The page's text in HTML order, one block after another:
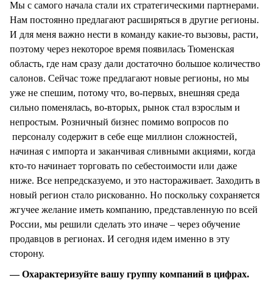
Мы с самого начала стали их стратегическими партнерами.
Нам постоянно предлагают расширяться в другие регионы.
И для меня важно нести в команду какие-то вызовы, расти,
поэтому через некоторое время появилась Тюменская
область, где нам сразу дали достаточно большое количество
салонов. Сейчас тоже предлагают новые регионы, но мы
уже не спешим, потому что, во-первых, внешняя среда
сильно поменялась, во-вторых, рынок стал взрослым и
непростым. Розничный бизнес помимо вопросов по
персоналу содержит в себе еще миллион сложностей,
начиная с импорта и заканчивая сливными акциями, когда
кто-то начинает торговать по себестоимости или даже
ниже. Все непредсказуемо, и это настораживает. Заходить в
новый регион стало рискованно. Но поскольку сохраняется
жгучее желание иметь компанию, представленную по всей
России, мы решили сделать это иначе – через обучение
продавцов в регионах. И сегодня идем именно в эту
сторону.
— Охарактеризуйте вашу группу компаний в цифрах.